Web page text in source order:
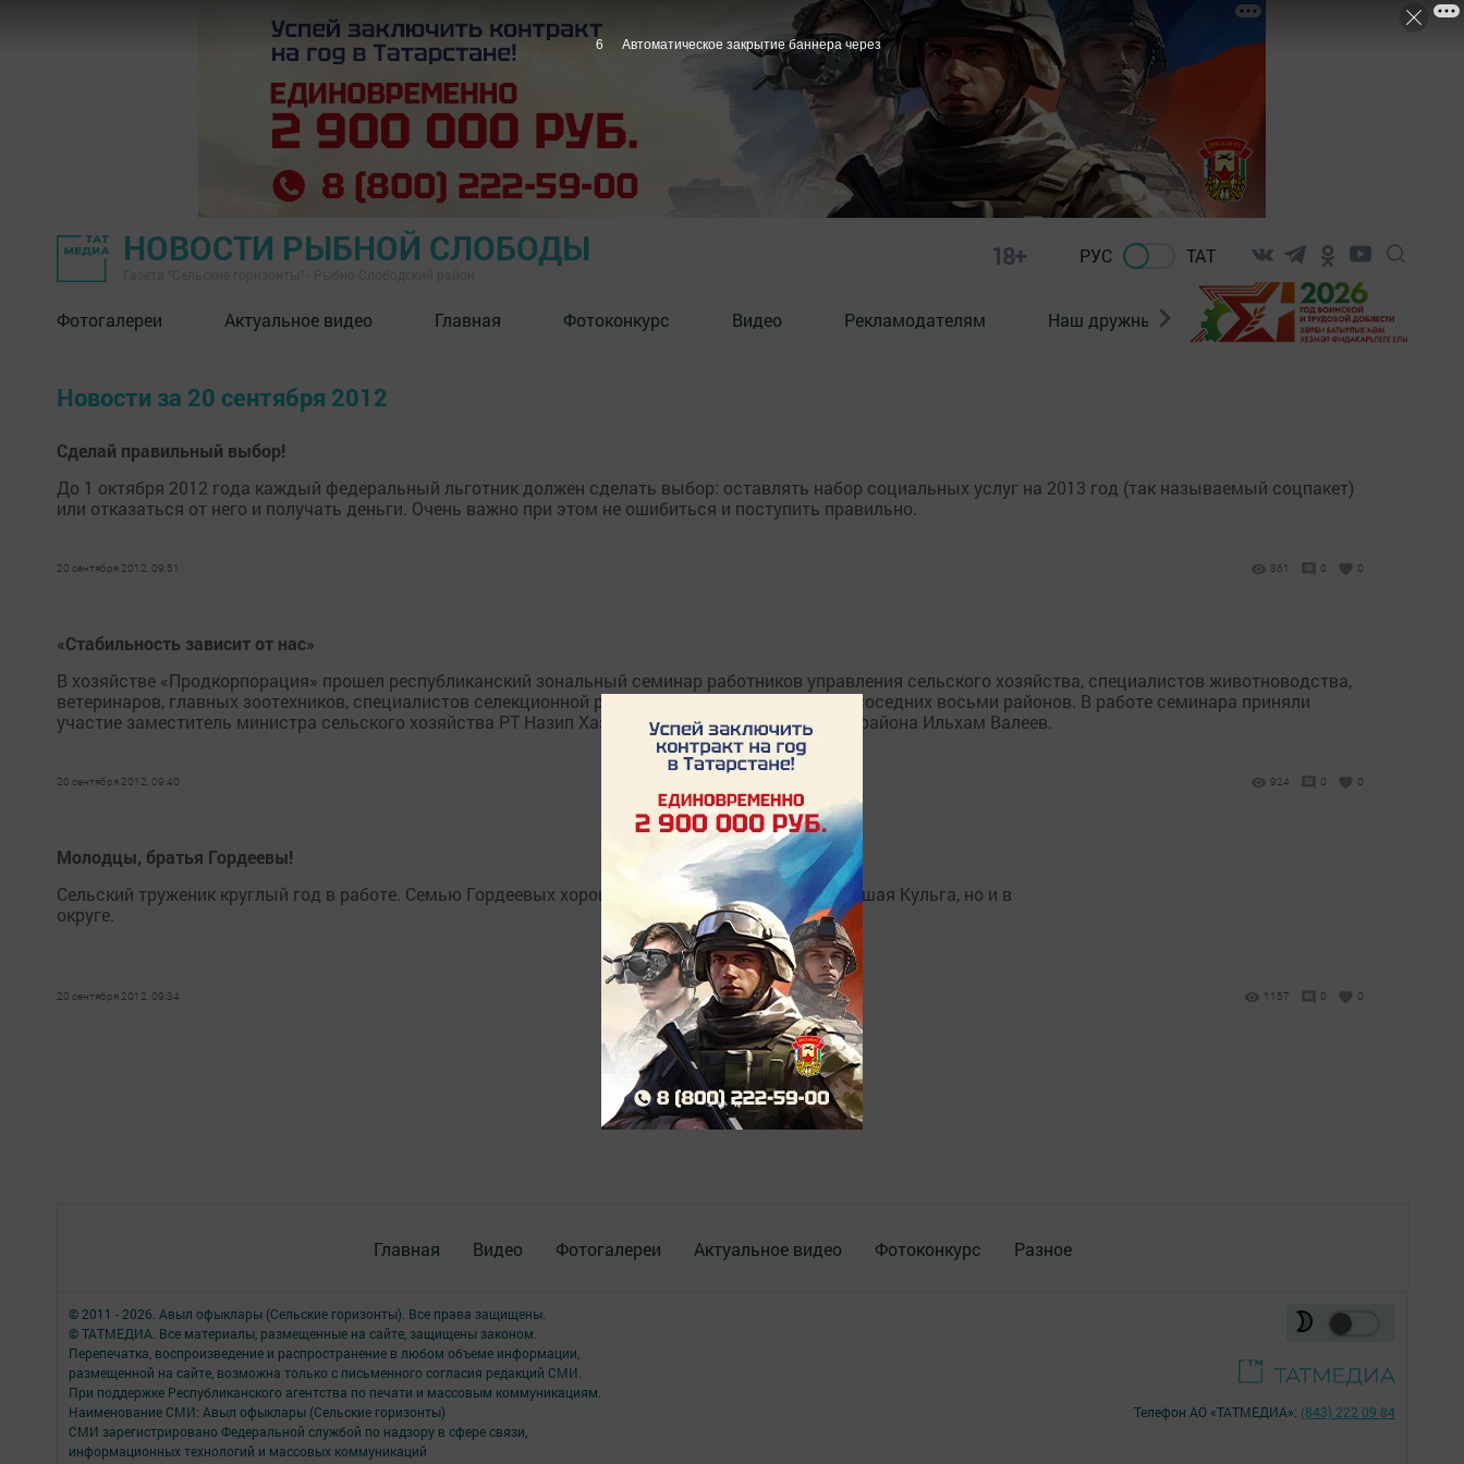
НОВОСТИ РЫБНОЙ СЛОБОДЫ 18+ РУС ТАТ
Фотогалереи Актуальное видео Главная Фотоконкурс Видео Рекламодателям Наш дружный коллектив Документы
Новости за 20 сентября 2012
Сделай правильный выбор!
До 1 октября 2012 года каждый федеральный льготник должен сделать выбор: оставлять набор социальных услуг на 2013 год (так называемый соцпакет)
или отказаться от него и получать деньги. Очень важно при этом не ошибиться и поступить правильно.
20 сентября 2012, 09:51 861 0 0
«Стабильность зависит от нас»
В хозяйстве «Продкорпорация» прошел республиканский зональный семинар работников управления сельского хозяйства, специалистов животноводства,
ветеринаров, главных зоотехников, специалистов селекционной работы и заведующих ферм из соседних восьми районов. В работе семинара приняли
участие заместитель министра сельского хозяйства РТ Назип Хазипов и глава муниципального района Ильхам Валеев.
20 сентября 2012, 09:40 924 0 0
Молодцы, братья Гордеевы!
Сельский труженик круглый год в работе. Семью Гордеевых хорошо знают не только в селе Большая Кульга, но и в
округе.
20 сентября 2012, 09:34 1157 0 0
Главная Видео Фотогалереи Актуальное видео Фотоконкурс Разное
© 2011 - 2026. Авыл офыклары (Сельские горизонты). Все права защищены.
© ТАТМЕДИА. Все материалы, размещенные на сайте, защищены законом.
Перепечатка, воспроизведение и распространение в любом объеме информации,
размещенной на сайте, возможна только с письменного согласия редакций СМИ.
При поддержке Республиканского агентства по печати и массовым коммуникациям.
Наименование СМИ: Авыл офыклары (Сельские горизонты)
СМИ зарегистрировано Федеральной службой по надзору в сфере связи,
информационных технологий и массовых коммуникаций
Телефон АО «ТАТМЕДИА»: (843) 222 09 84
6 Автоматическое закрытие баннера через